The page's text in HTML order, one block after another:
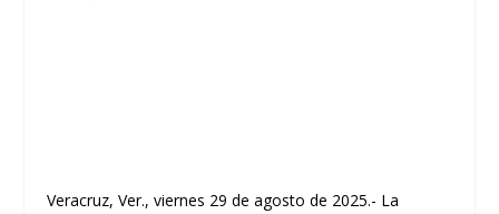
Veracruz, Ver., viernes 29 de agosto de 2025.- La